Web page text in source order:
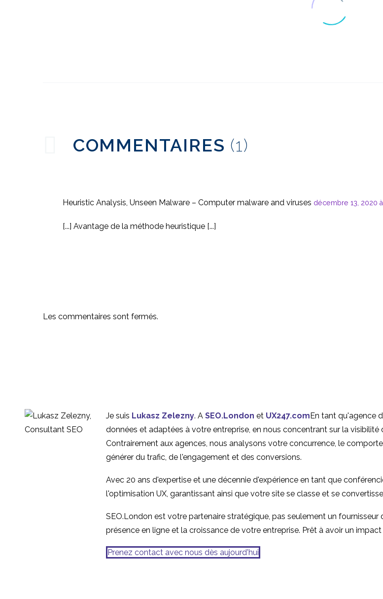
et Mexique
COMMENTAIRES (1)
Heuristic Analysis, Unseen Malware – Computer malware and viruses décembre 13, 2020
[...] Avantage de la méthode heuristique [...]
Les commentaires sont fermés.
Je suis Lukasz Zelezny. A SEO.London et UX247.com En tant qu'agence
données et adaptées à votre entreprise, en nous concentrant sur la
Contrairement aux agences, nous analysons votre concurrence, le
générer du trafic, de l'engagement et des conversions.
Avec 20 ans d'expertise et une décennie d'expérience en tant que
l'optimisation UX, garantissant ainsi que votre site se classe et se
SEO.London est votre partenaire stratégique, pas seulement un
présence en ligne et la croissance de votre entreprise. Prêt à avoir un impact
Prenez contact avec nous dès aujourd'hui